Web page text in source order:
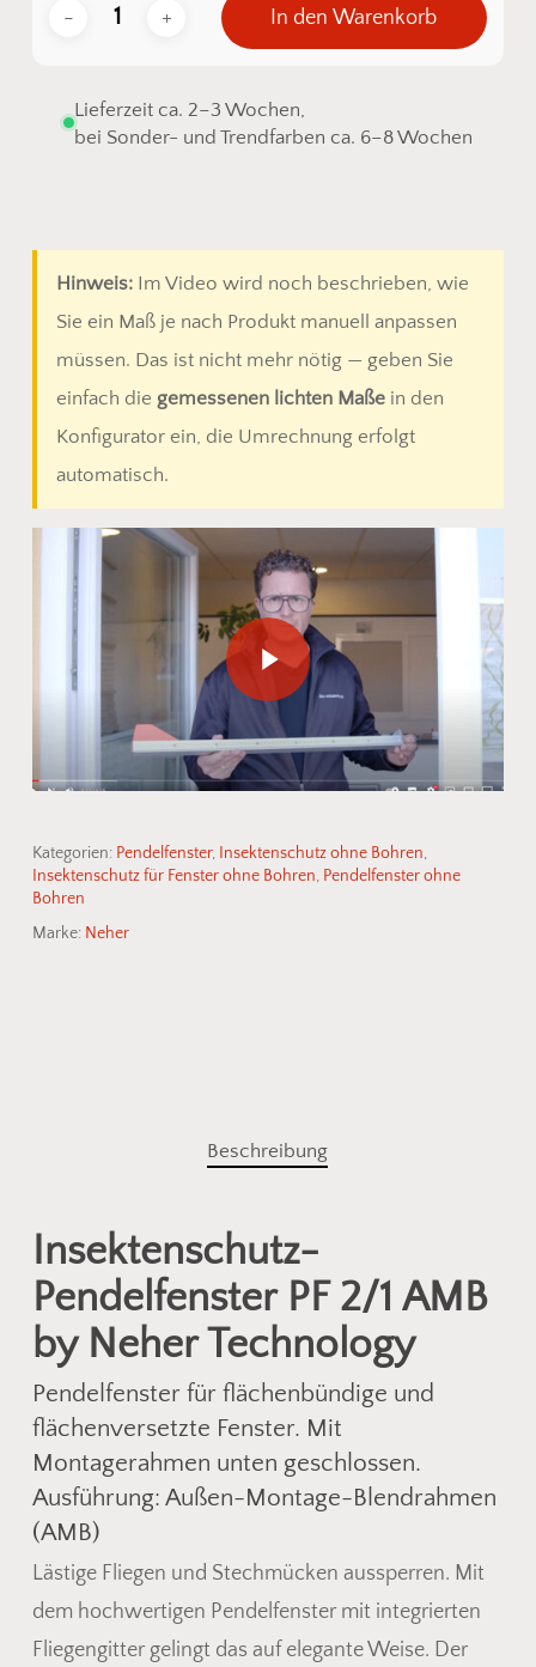
In den Warenkorb
Lieferzeit ca. 2–3 Wochen,
bei Sonder- und Trendfarben ca. 6–8 Wochen
Hinweis:Im Video wird noch beschrieben, wie
Sie ein Maß je nach Produkt manuell anpassen
müssen. Das ist nicht mehr nötig — geben Sie
einfach die gemessenen lichten Maßein den
Konfigurator ein, die Umrechnung erfolgt
automatisch.
Play Video
Kategorien: Pendelfenster, Insektenschutz ohne Bohren,
Insektenschutz für Fenster ohne Bohren, Pendelfenster ohne
Bohren
Marke: Neher
Beschreibung
Insektenschutz-
Pendelfenster PF 2/1 AMB
by Neher Technology
Pendelfenster für flächenbündige und
flächenversetzte Fenster. Mit
Montagerahmen unten geschlossen.
Ausführung: Außen-Montage-Blendrahmen
(AMB)
Lästige Fliegen und Stechmücken aussperren. Mit
dem hochwertigen Pendelfenster mit integrierten
Fliegengitter gelingt das auf elegante Weise. Der